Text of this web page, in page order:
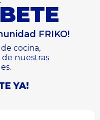
FRIKO!
cocina,
nuestras
YA!